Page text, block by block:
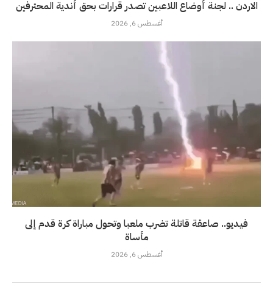
الاردن .. لجنة أوضاع اللاعبين تصدر قرارات بحق أندية المحترفين
أغسطس 6, 2026
فيديو.. صاعقة قاتلة تضرب ملعبا وتحول مباراة كرة قدم إلى
مأساة
أغسطس 6, 2026